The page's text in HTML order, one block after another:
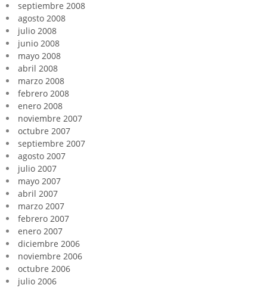
septiembre 2008
agosto 2008
julio 2008
junio 2008
mayo 2008
abril 2008
marzo 2008
febrero 2008
enero 2008
noviembre 2007
octubre 2007
septiembre 2007
agosto 2007
julio 2007
mayo 2007
abril 2007
marzo 2007
febrero 2007
enero 2007
diciembre 2006
noviembre 2006
octubre 2006
julio 2006